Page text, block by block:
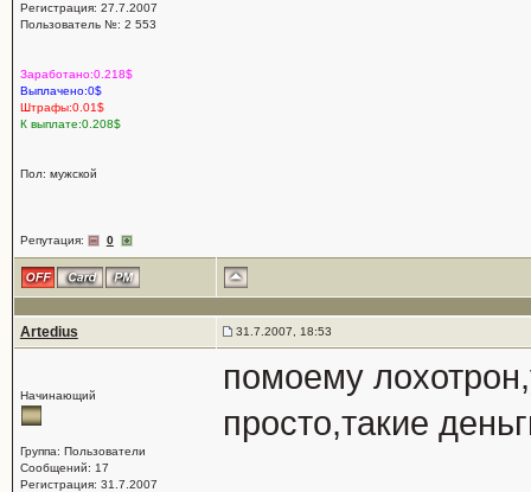
Регистрация: 27.7.2007
Пользователь №: 2 553
Заработано:0.218$
Выплачено:0$
Штрафы:0.01$
К выплате:0.208$
Пол: мужской
Репутация: 0
Artedius 31.7.2007, 18:53
Начинающий
Группа: Пользователи
Сообщений: 17
Регистрация: 31.7.2007
помоему
просто,такие